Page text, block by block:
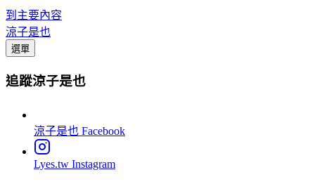
到主要內容
涼子是也
選單
追蹤涼子是也
涼子是也 Facebook
Lyes.tw Instagram